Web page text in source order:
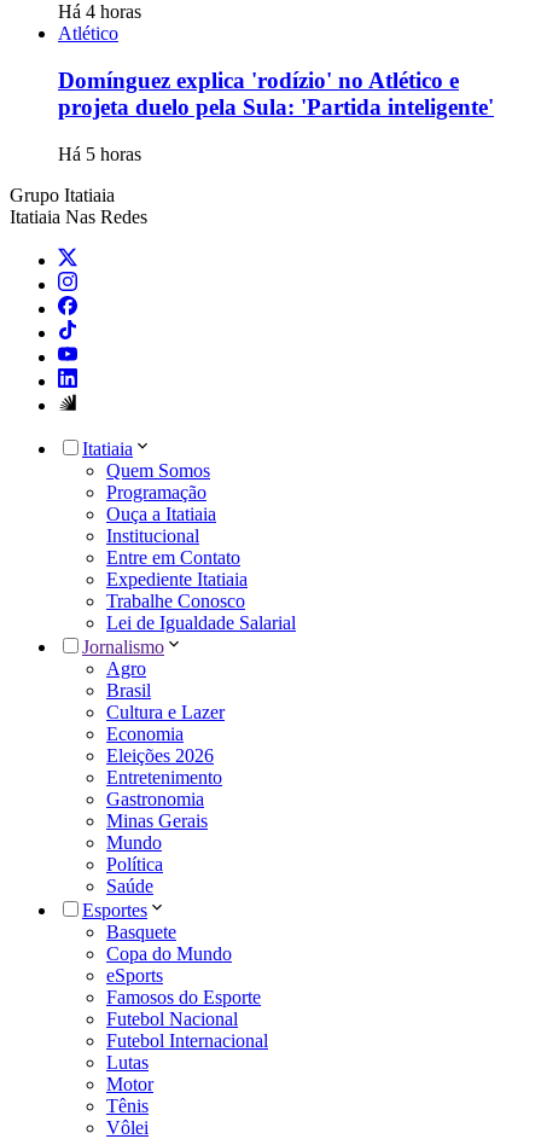
Há 4 horas
Atlético
Domínguez explica 'rodízio' no Atlético e
projeta duelo pela Sula: 'Partida inteligente'
Há 5 horas
Grupo Itatiaia
Itatiaia Nas Redes
Itatiaia
Quem Somos
Programação
Ouça a Itatiaia
Institucional
Entre em Contato
Expediente Itatiaia
Trabalhe Conosco
Lei de Igualdade Salarial
Jornalismo
Agro
Brasil
Cultura e Lazer
Economia
Eleições 2026
Entretenimento
Gastronomia
Minas Gerais
Mundo
Política
Saúde
Esportes
Basquete
Copa do Mundo
eSports
Famosos do Esporte
Futebol Nacional
Futebol Internacional
Lutas
Motor
Tênis
Vôlei